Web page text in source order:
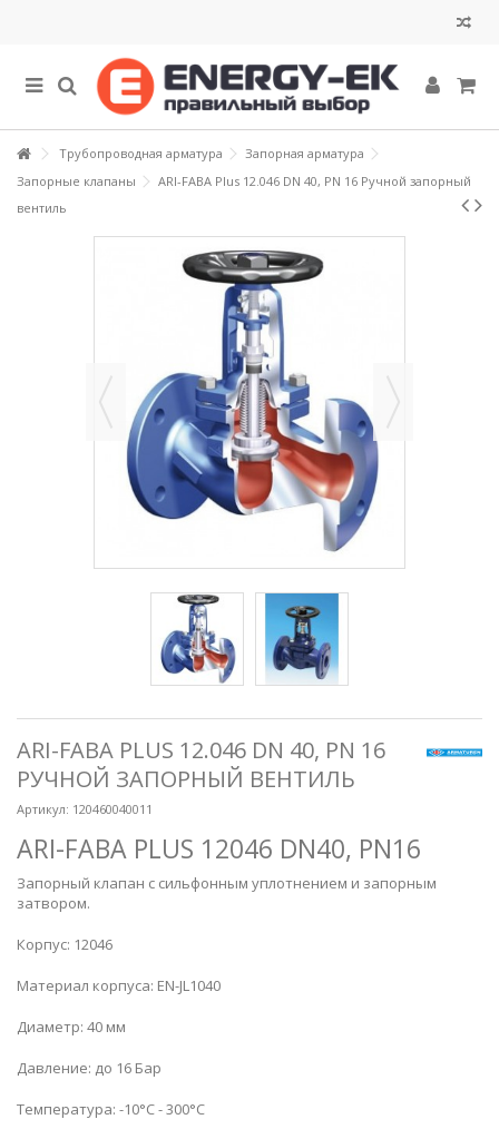
Трубопроводная арматура
Запорная арматура
Запорные клапаны
ARI-FABA Plus 12.046 DN 40, PN 16 Ручной запорный
вентиль
ARI-FABA PLUS 12.046 DN 40, PN 16
РУЧНОЙ ЗАПОРНЫЙ ВЕНТИЛЬ
Артикул: 120460040011
ARI-FABA PLUS 12046 DN40, PN16
Запорный клапан с сильфонным уплотнением и запорным
затвором.
Корпус: 12046
Материал корпуса: EN-JL1040
Диаметр: 40 мм
Давление: до 16 Бар
Температура: -10°C - 300°C